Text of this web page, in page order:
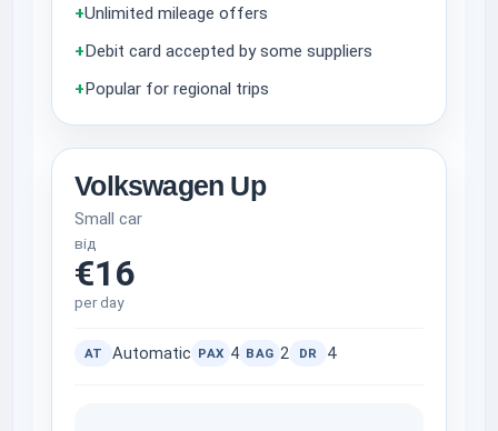
+Unlimited mileage offers
+Debit card accepted by some suppliers
+Popular for regional trips
Volkswagen Up
Small car
від
€16
per day
AT Automatic PAX 4 BAG 2 DR 4